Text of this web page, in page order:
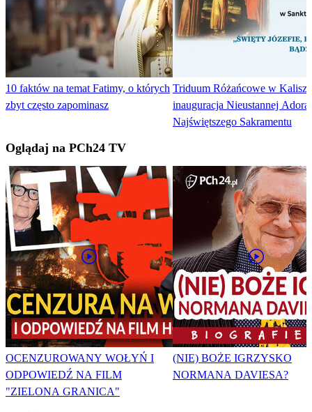
10 faktów na temat Fatimy, o których
zbyt często zapominasz
Triduum Różańcowe w
inauguracja Nieustannej
Najświętszego Sakramentu
Oglądaj na PCh24 TV
OCENZUROWANY WOŁYŃ I
ODPOWIEDŹ NA FILM
"ZIELONA GRANICA"
(NIE) BOŻE IGRZYSKO
NORMANA DAVIESA?